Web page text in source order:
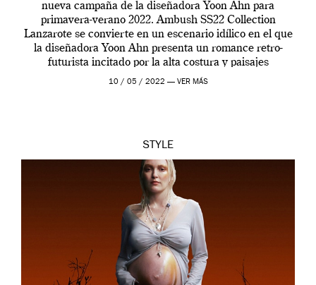
nueva campaña de la diseñadora Yoon Ahn para
primavera-verano 2022. Ambush SS22 Collection
Lanzarote se convierte en un escenario idílico en el que
la diseñadora Yoon Ahn presenta un romance retro-
futurista incitado por la alta costura y paisajes
volcánicos. La campaña SS22, protagonizada por Taemin
10 / 05 / 2022 — VER MÁS
STYLE